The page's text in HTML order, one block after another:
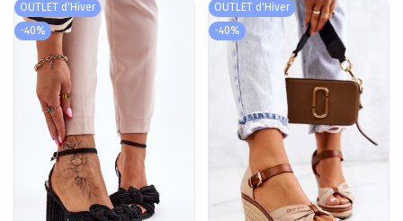
OUTLET d'Hiver
-40%
OUTLET d'Hiver
-40%